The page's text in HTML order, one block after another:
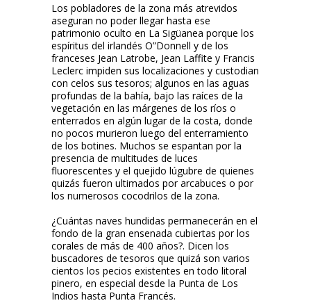
Los pobladores de la zona más atrevidos
aseguran no poder llegar hasta ese
patrimonio oculto en La Sigüanea porque los
espíritus del irlandés O”Donnell y de los
franceses Jean Latrobe, Jean Laffite y Francis
Leclerc impiden sus localizaciones y custodian
con celos sus tesoros; algunos en las aguas
profundas de la bahía, bajo las raíces de la
vegetación en las márgenes de los ríos o
enterrados en algún lugar de la costa, donde
no pocos murieron luego del enterramiento
de los botines. Muchos se espantan por la
presencia de multitudes de luces
fluorescentes y el quejido lúgubre de quienes
quizás fueron ultimados por arcabuces o por
los numerosos cocodrilos de la zona.
¿Cuántas naves hundidas permanecerán en el
fondo de la gran ensenada cubiertas por los
corales de más de 400 años?. Dicen los
buscadores de tesoros que quizá son varios
cientos los pecios existentes en todo litoral
pinero, en especial desde la Punta de Los
Indios hasta Punta Francés.